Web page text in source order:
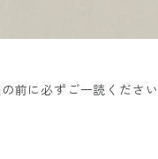
前に必ずご一読ください